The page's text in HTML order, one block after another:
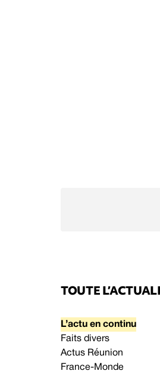
TOUTE
L’actu en continu
Faits divers
Actus Réunion
France-Monde